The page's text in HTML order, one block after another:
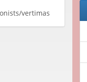
vertimas